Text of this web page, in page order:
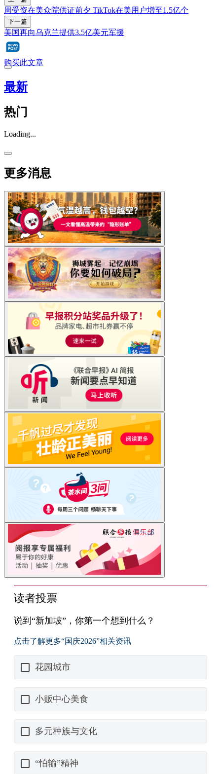
周受资在美众院供证前夕 TikTok在美用户增至1.5亿个
下一篇
美国再向乌克兰提供3.5亿美元军援
购买此文章
最新
热门
Loading...
更多消息